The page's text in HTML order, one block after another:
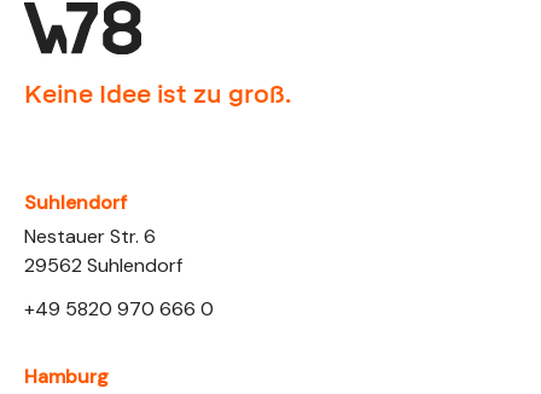
Keine Idee ist zu groß.
Suhlendorf
Nestauer Str. 6
29562 Suhlendorf
+49 5820 970 666 0
Hamburg